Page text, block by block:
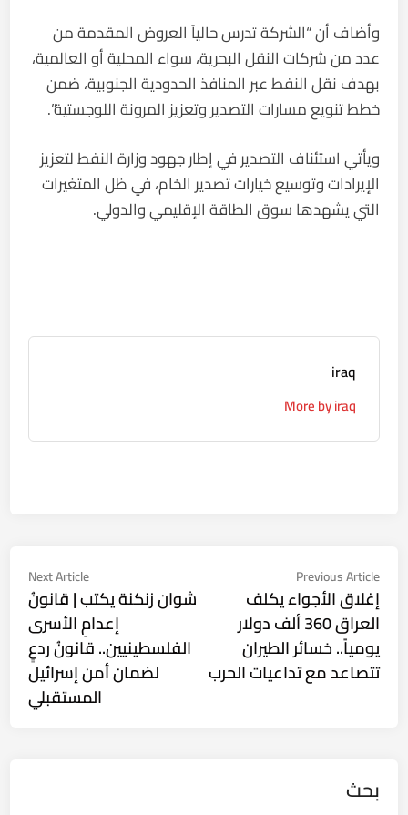
وأضاف أن “الشركة تدرس حالياً العروض المقدمة من
عدد من شركات النقل البحرية، سواء المحلية أو العالمية،
بهدف نقل النفط عبر المنافذ الحدودية الجنوبية، ضمن
خطط تنويع مسارات التصدير وتعزيز المرونة اللوجستية”.
ويأتي استئناف التصدير في إطار جهود وزارة النفط لتعزيز
الإيرادات وتوسيع خيارات تصدير الخام، في ظل المتغيرات
التي يشهدها سوق الطاقة الإقليمي والدولي.
iraq
More by iraq
تصفّح
المقالات
Previous Article
article:
إغلاق الأجواء يكلف
العراق 360 ألف دولار
يومياً.. خسائر الطيران
تتصاعد مع تداعيات الحرب
Next Article
Next
شوان زنكنة يكتب | ⁠قانونُ
⁠إعدامِ الأسرى
الفلسطينيين.. قانونُ ردعٍ
لضمان أمن إسرائيل
المستقبلي
بحث